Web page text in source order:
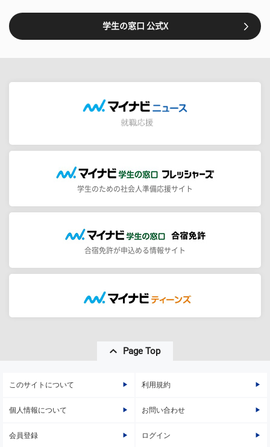
学生の窓口 公式X
学生のための社会人準備応援サイト
合宿免許が申込める情報サイト
Page Top
このサイトについて 利用規約
個人情報について お問い合わせ
会員登録 ログイン